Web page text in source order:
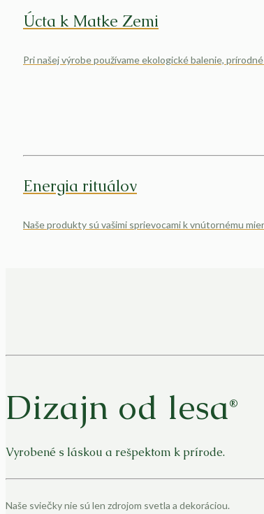
Úcta k Matke Zemi
Pri našej výrobe používame ekologické balenie,
Energia rituálov
Naše produkty sú vašimi sprievocami k vnútornému
Dizajn od lesa®
Vyrobené s láskou a rešpektom k prírode.
Naše sviečky nie sú len zdrojom svetla a dekoráciou.